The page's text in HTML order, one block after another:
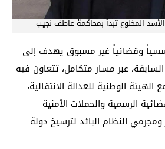
المخلوع تبدأ بمحاكمة عاطف نجيب
وقضائياً غير مسبوق يهدف إلى
عبر مسار متكامل، تتعاون فيه
الهيئة الوطنية للعدالة الانتقالية،
الرسمية والحملات الأمنية
النظام البائد لترسيخ دولة